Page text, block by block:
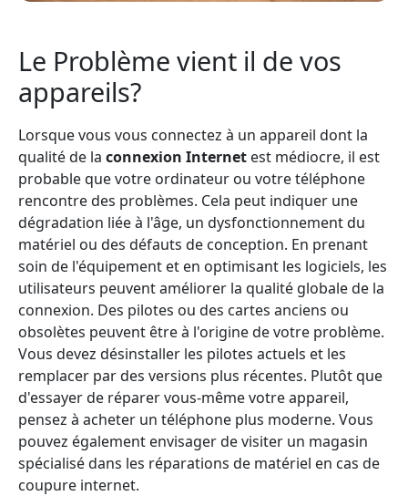
Le Problème vient il de vos
appareils?
Lorsque vous vous connectez à un appareil dont la
qualité de la connexion Internet est médiocre, il est
probable que votre ordinateur ou votre téléphone
rencontre des problèmes. Cela peut indiquer une
dégradation liée à l'âge, un dysfonctionnement du
matériel ou des défauts de conception. En prenant
soin de l'équipement et en optimisant les logiciels, les
utilisateurs peuvent améliorer la qualité globale de la
connexion. Des pilotes ou des cartes anciens ou
obsolètes peuvent être à l'origine de votre problème.
Vous devez désinstaller les pilotes actuels et les
remplacer par des versions plus récentes. Plutôt que
d'essayer de réparer vous-même votre appareil,
pensez à acheter un téléphone plus moderne. Vous
pouvez également envisager de visiter un magasin
spécialisé dans les réparations de matériel en cas de
coupure internet.